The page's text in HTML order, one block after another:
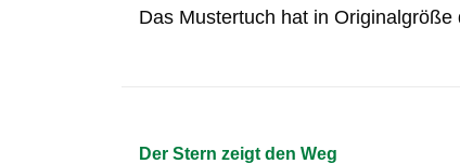
Das Mustertuch hat in
Der Stern zeigt den Weg